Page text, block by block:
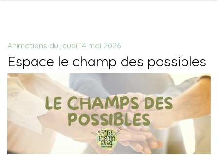
Animations du jeudi 14 mai 2026
Espace le champ des possibles